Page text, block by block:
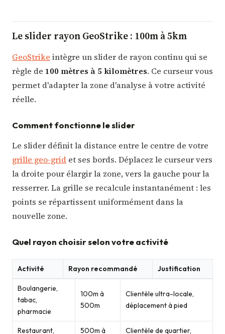
Le slider rayon GeoStrike : 100m à 5km
GeoStrike intègre un slider de rayon continu qui se
règle de 100 mètres à 5 kilomètres. Ce curseur vous
permet d'adapter la zone d'analyse à votre activité
réelle.
Comment fonctionne le slider
Le slider définit la distance entre le centre de votre
grille geo-grid et ses bords. Déplacez le curseur vers
la droite pour élargir la zone, vers la gauche pour la
resserrer. La grille se recalcule instantanément : les
points se répartissent uniformément dans la
nouvelle zone.
Quel rayon choisir selon votre activité
Activité Rayon recommandé Justification
Boulangerie,
tabac,
pharmacie
100m à
500m
Clientèle ultra-locale,
déplacement à pied
Restaurant, 500m à Clientèle de quartier,